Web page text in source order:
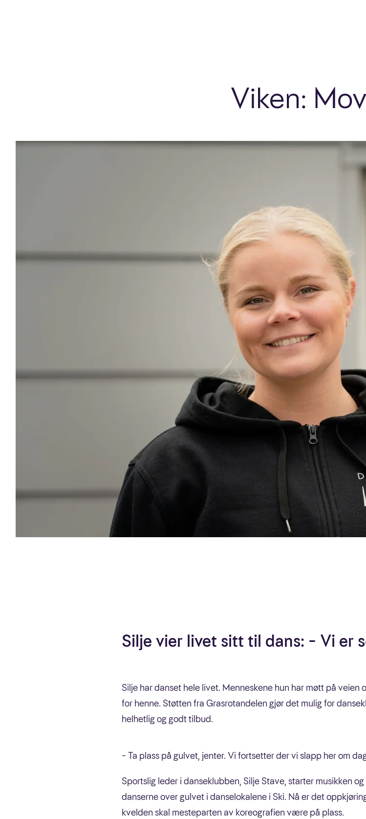
Viken:
Silje vier livet sitt til dans: – Vi er
Silje har danset hele livet. Menneskene hun har møtt på
for henne. Støtten fra Grasrotandelen gjør det mulig for
helhetlig og godt tilbud.
– Ta plass på gulvet, jenter. Vi fortsetter der vi slapp her om
Sportslig leder i danseklubben, Silje Stave, starter musikken
danserne over gulvet i danselokalene i Ski. Nå er det
kvelden skal mesteparten av koreografien være på plass.